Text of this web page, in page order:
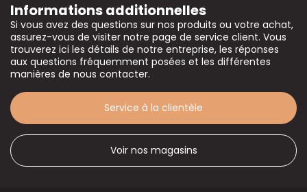
Informations additionnelles
Si vous avez des questions sur nos produits ou votre achat,
assurez-vous de visiter notre page de service client. Vous
trouverez ici les détails de notre entreprise, les réponses
aux questions fréquemment posées et les différentes
manières de nous contacter.
Service à la clientèle
Voir nos magasins